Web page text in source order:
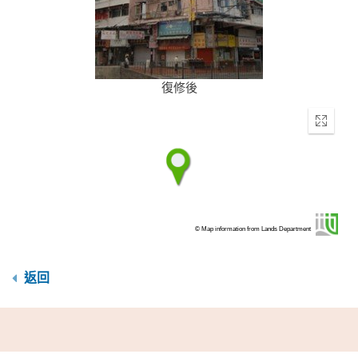
復修後
Enter
© Map information from Lands Department
返回